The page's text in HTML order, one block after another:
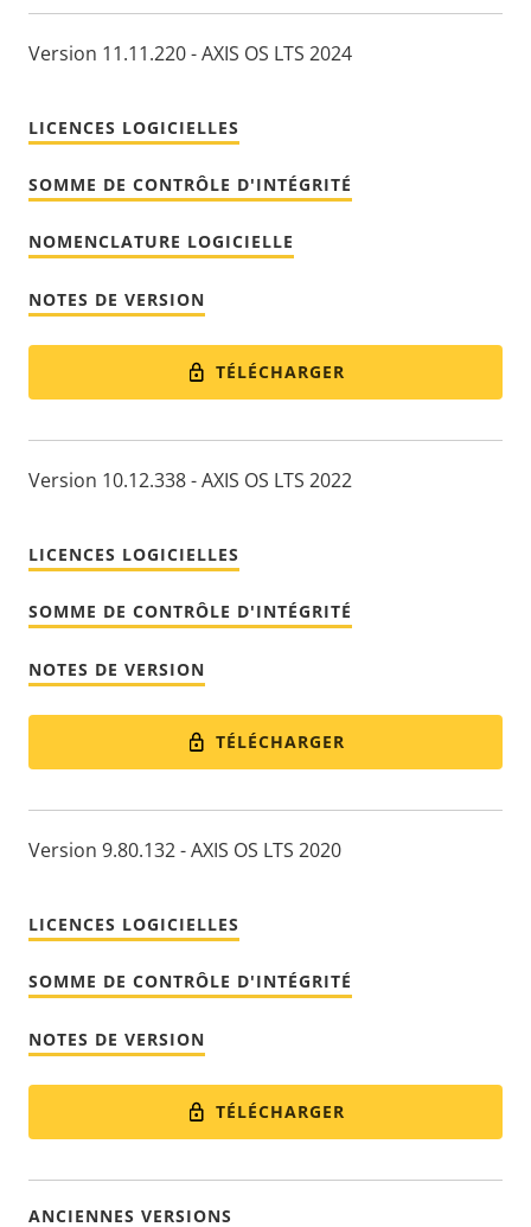
Version 11.11.220 - AXIS OS LTS 2024
LICENCES LOGICIELLES
SOMME DE CONTRÔLE D'INTÉGRITÉ
NOMENCLATURE LOGICIELLE
NOTES DE VERSION
TÉLÉCHARGER
Version 10.12.338 - AXIS OS LTS 2022
LICENCES LOGICIELLES
SOMME DE CONTRÔLE D'INTÉGRITÉ
NOTES DE VERSION
TÉLÉCHARGER
Version 9.80.132 - AXIS OS LTS 2020
LICENCES LOGICIELLES
SOMME DE CONTRÔLE D'INTÉGRITÉ
NOTES DE VERSION
TÉLÉCHARGER
ANCIENNES VERSIONS